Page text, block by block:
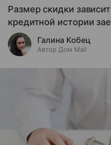
Размер скидки
кредитной истории
Галина Кобец
Автор Дом Mail